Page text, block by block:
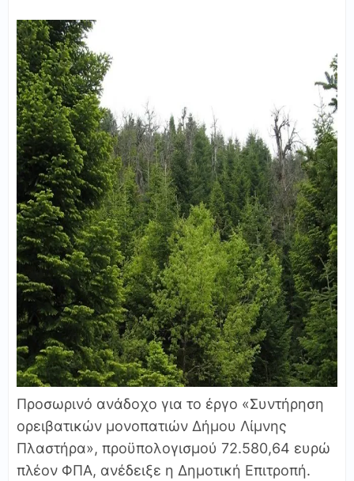
Προσωρινό ανάδοχο για το έργο «Συντήρηση
ορειβατικών μονοπατιών Δήμου Λίμνης
Πλαστήρα», προϋπολογισμού 72.580,64 ευρώ
πλέον ΦΠΑ, ανέδειξε η Δημοτική Επιτροπή.